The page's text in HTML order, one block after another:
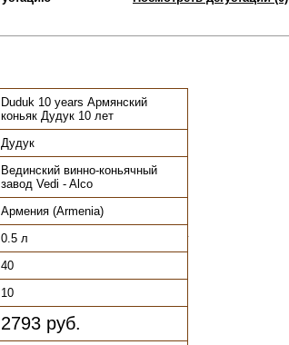
Duduk 10 years Армянский
коньяк Дудук 10 лет
Дудук
Вединский винно-коньячный
завод Vedi - Alco
Армения (Armenia)
0.5 л
40
10
2793 руб.